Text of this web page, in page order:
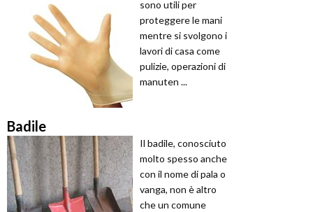
sono utili per
proteggere le mani
mentre si svolgono i
lavori di casa come
pulizie, operazioni di
manuten ...
Badile
Il badile, conosciuto
molto spesso anche
con il nome di pala o
vanga, non è altro
che un comune